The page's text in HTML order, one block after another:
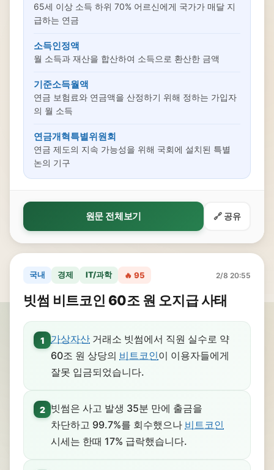
65세 이상 소득 하위 70% 어르신에게 국가가 매달 지
급하는 연금
소득인정액
월 소득과 재산을 합산하여 소득으로 환산한 금액
기준소득월액
연금 보험료와 연금액을 산정하기 위해 정하는 가입자
의 월 소득
연금개혁특별위원회
연금 제도의 지속 가능성을 위해 국회에 설치된 특별
논의 기구
원문 전체보기 🔗 공유
국내 경제 IT/과학 🔥 95 2/8 20:55
빗썸 비트코인 60조 원 오지급 사태
1 가상자산 거래소 빗썸에서 직원 실수로 약
60조 원 상당의 비트코인이 이용자들에게
잘못 입금되었습니다.
2
빗썸은 사고 발생 35분 만에 출금을
차단하고 99.7%를 회수했으나 비트코인
시세는 한때 17% 급락했습니다.